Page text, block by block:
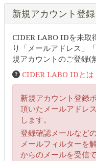
新規アカウント登録
CIDER LABO IDを未取
り「メールアドレス」
規アカウントのご登録(
CIDER LABO IDとは
新規アカウント登録
頂いたメールアドレ
します。
登録確認メールなど
メールフィルターを
からのメールを受信